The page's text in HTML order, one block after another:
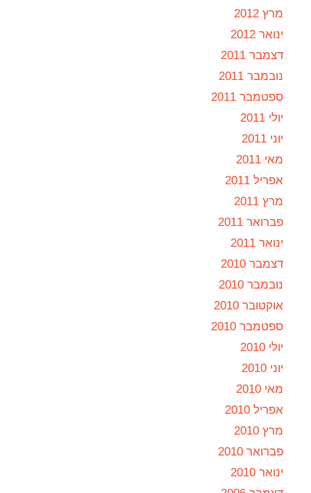
מרץ 2012
ינואר 2012
דצמבר 2011
נובמבר 2011
ספטמבר 2011
יולי 2011
יוני 2011
מאי 2011
אפריל 2011
מרץ 2011
פברואר 2011
ינואר 2011
דצמבר 2010
נובמבר 2010
אוקטובר 2010
ספטמבר 2010
יולי 2010
יוני 2010
מאי 2010
אפריל 2010
מרץ 2010
פברואר 2010
ינואר 2010